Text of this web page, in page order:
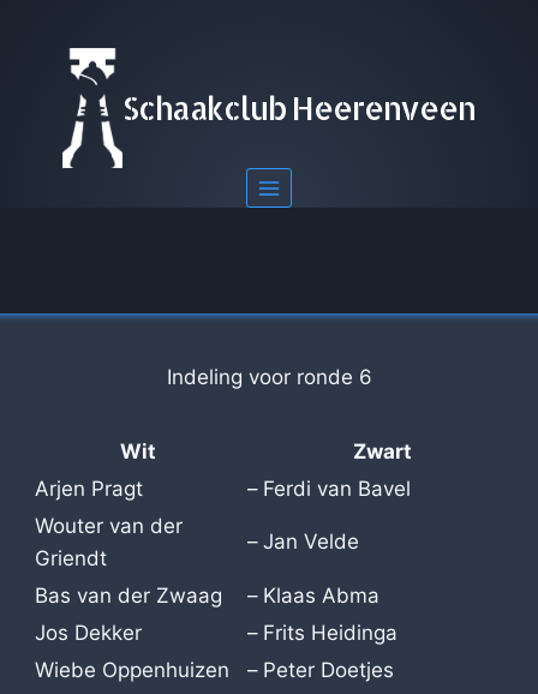
Schaakclub Heerenveen
Indeling voor ronde 6
Wit
Zwart
Arjen Pragt
– Ferdi van Bavel
Wouter van der
Griendt
– Jan Velde
Bas van der Zwaag – Klaas Abma
Jos Dekker
– Frits Heidinga
Wiebe Oppenhuizen
– Peter Doetjes